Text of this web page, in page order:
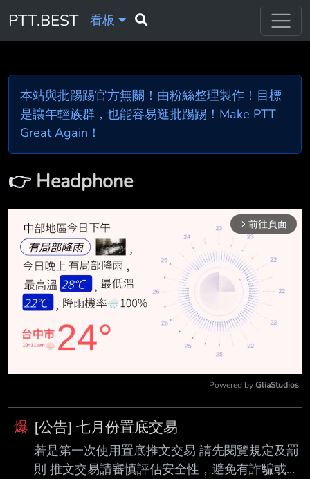
PTT.BEST 看板
本站與批踢踢官方無關！由粉絲整理製作！目標
是讓年輕族群，也能容易逛批踢踢！Make PTT
Great Again！
👉 Headphone
arrow_forward_ios 前往頁面
Powered by GliaStudios
爆 [公告] 七月份置底交易
若是第一次使用置底推文交易 請先閱覽規定及罰
則 推文交易請審慎評估安全性，避免有詐騙或交